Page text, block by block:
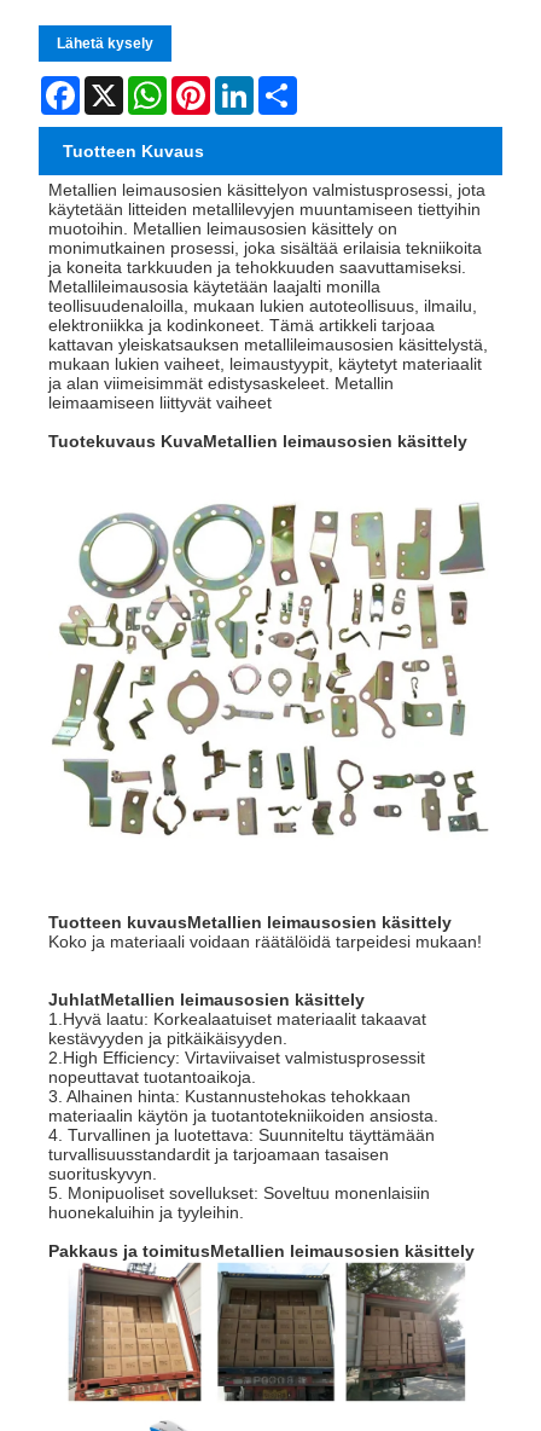
Lähetä kysely
Facebook
X WhatsAppPinterestLinkedIn
Tuotteen Kuvaus
Metallien leimausosien käsittelyon valmistusprosessi, jota
käytetään litteiden metallilevyjen muuntamiseen tiettyihin
muotoihin. Metallien leimausosien käsittely on
monimutkainen prosessi, joka sisältää erilaisia ​​tekniikoita
ja koneita tarkkuuden ja tehokkuuden saavuttamiseksi.
Metallileimausosia käytetään laajalti monilla
teollisuudenaloilla, mukaan lukien autoteollisuus, ilmailu,
elektroniikka ja kodinkoneet. Tämä artikkeli tarjoaa
kattavan yleiskatsauksen metallileimausosien käsittelystä,
mukaan lukien vaiheet, leimaustyypit, käytetyt materiaalit
ja alan viimeisimmät edistysaskeleet. Metallin
leimaamiseen liittyvät vaiheet
Tuotekuvaus KuvaMetallien leimausosien käsittely
Tuotteen kuvausMetallien leimausosien käsittely
Koko ja materiaali voidaan räätälöidä tarpeidesi mukaan!
JuhlatMetallien leimausosien käsittely
1.Hyvä laatu: Korkealaatuiset materiaalit takaavat
kestävyyden ja pitkäikäisyyden.
2.High Efficiency: Virtaviivaiset valmistusprosessit
nopeuttavat tuotantoaikoja.
3. Alhainen hinta: Kustannustehokas tehokkaan
materiaalin käytön ja tuotantotekniikoiden ansiosta.
4. Turvallinen ja luotettava: Suunniteltu täyttämään
turvallisuusstandardit ja tarjoamaan tasaisen
suorituskyvyn.
5. Monipuoliset sovellukset: Soveltuu monenlaisiin
huonekaluihin ja tyyleihin.
Pakkaus ja toimitusMetallien leimausosien käsittely